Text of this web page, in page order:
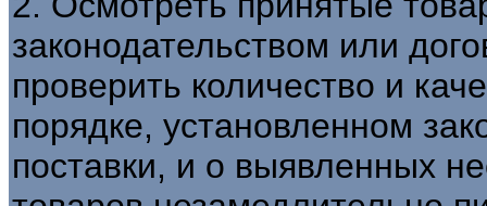
законодательством или
проверить количество и
порядке, установленном
поставки, и о выявленных